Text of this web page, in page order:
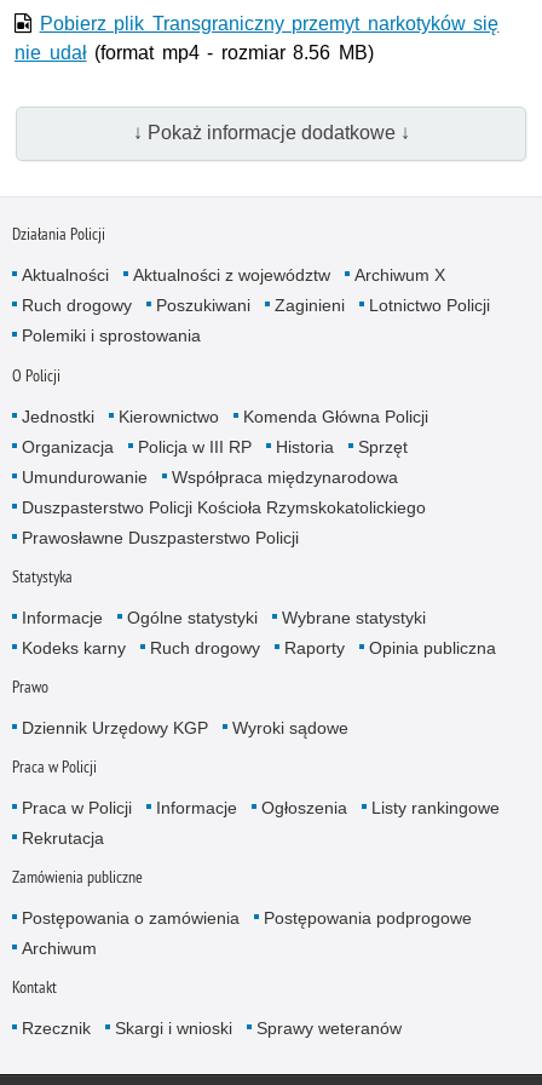
Pobierz plik Transgraniczny przemyt narkotyków się
nie udał(format mp4 - rozmiar 8.56 MB)
↓ Pokaż informacje dodatkowe ↓
Działania Policji
Aktualności Aktualności z województw
Archiwum X
Ruch drogowy
Poszukiwani Zaginieni
Lotnictwo Policji
Polemiki i sprostowania
O Policji
Jednostki Kierownictwo
Komenda Główna Policji
Organizacja
Policja w III RP Historia
Sprzęt
Umundurowanie
Współpraca międzynarodowa
Duszpasterstwo Policji Kościoła Rzymskokatolickiego
Prawosławne Duszpasterstwo Policji
Statystyka
Informacje Ogólne statystyki
Wybrane statystyki
Kodeks karny
Ruch drogowy Raporty Opinia publiczna
Prawo
Dziennik Urzędowy KGP Wyroki sądowe
Praca w Policji
Praca w Policji Informacje Ogłoszenia
Listy rankingowe
Rekrutacja
Zamówienia publiczne
Postępowania o zamówienia
Postępowania podprogowe
Archiwum
Kontakt
Rzecznik Skargi i wnioski Sprawy weteranów